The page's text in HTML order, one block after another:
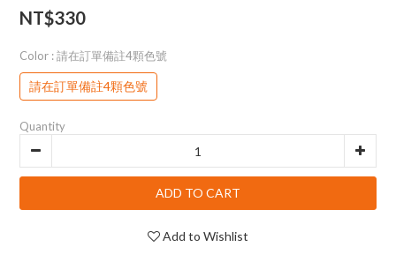
NT$330
Color : 請在訂單備註4顆色號
請在訂單備註4顆色號
Quantity
ADD TO CART
Add to Wishlist